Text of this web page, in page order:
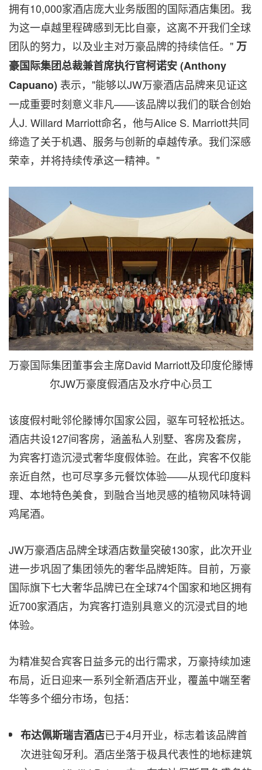
拥有10,000家酒店庞大业务版图的国际酒店集团。我
为这一卓越里程碑感到无比自豪，这离不开我们全球
团队的努力，以及业主对万豪品牌的持续信任。"万
豪国际集团总裁兼首席执行官柯诺安(Anthony
Capuano) 表示，"能够以JW万豪酒店品牌来见证这
一成重要时刻意义非凡——该品牌以我们的联合创始
人J. Willard Marriott命名，他与Alice S. Marriott共同
缔造了关于机遇、服务与创新的卓越传承。我们深感
荣幸，并将持续传承这一精神。"
万豪国际集团董事会主席David Marriott及印度伦滕博
尔JW万豪度假酒店及水疗中心员工
该度假村毗邻伦滕博尔国家公园，驱车可轻松抵达。
酒店共设127间客房，涵盖私人别墅、客房及套房，
为宾客打造沉浸式奢华度假体验。在此，宾客不仅能
亲近自然，也可尽享多元餐饮体验——从现代印度料
理、本地特色美食，到融合当地灵感的植物风味特调
鸡尾酒。
JW万豪酒店品牌全球酒店数量突破130家，此次开业
进一步巩固了集团领先的奢华品牌矩阵。目前，万豪
国际旗下七大奢华品牌已在全球74个国家和地区拥有
近700家酒店，为宾客打造别具意义的沉浸式目的地
体验。
为精准契合宾客日益多元的出行需求，万豪持续加速
布局，近日迎来一系列全新酒店开业，覆盖中端至奢
华等多个细分市场，包括：
布达佩斯瑞吉酒店已于4月开业，标志着该品牌首
次进驻匈牙利。酒店坐落于极具代表性的地标建筑